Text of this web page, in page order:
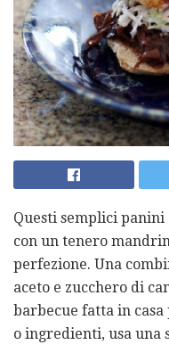
Questi semplici panini
con un tenero
perfezione. Una
aceto e zucchero di
barbecue fatta in casa
o ingredienti, usa una